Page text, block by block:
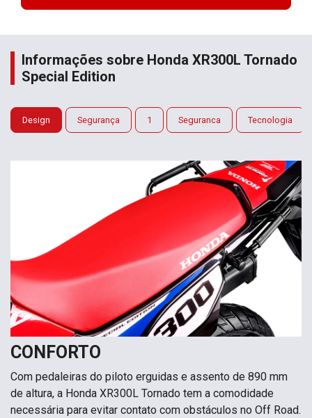
Informações sobre Honda XR300L Tornado
Special Edition
Design Segurança 1 Seguranca Tecnologia
CONFORTO
Com pedaleiras do piloto erguidas e assento de 890 mm
de altura, a Honda XR300L Tornado tem a comodidade
necessária para evitar contato com obstáculos no Off Road.